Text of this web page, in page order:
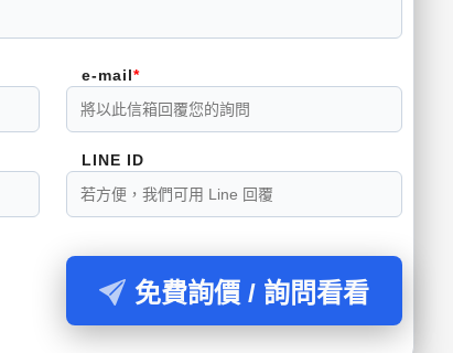
e-mail
LINE ID
免費詢價 / 詢問看看